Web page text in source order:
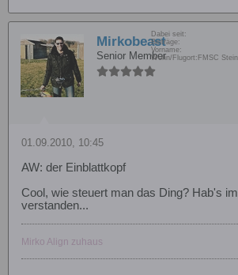
Mirkobeast
Senior Member
Dabei seit:
Beiträge:
Vorname:
Wohn/Flugort: FMSC
01.09.2010, 10:45
AW: der Einblattkopf
Cool, wie steuert man das Ding? Hab's
verstanden...
Mirko Align zuhaus